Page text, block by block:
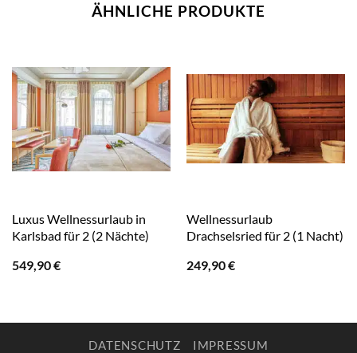
ÄHNLICHE PRODUKTE
Luxus Wellnessurlaub in
Karlsbad für 2 (2 Nächte)
549,90€
Wellnessurlaub
Drachselsried für 2 (1 Nacht)
249,90€
DATENSCHUTZ IMPRESSUM